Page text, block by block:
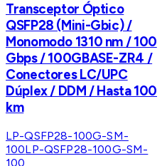
Transceptor Óptico
QSFP28 (Mini-Gbic) /
Monomodo 1310 nm / 100
Gbps / 100GBASE-ZR4 /
Conectores LC/UPC
Dúplex / DDM / Hasta 100
km
LP-QSFP28-100G-SM-
100LP-QSFP28-100G-SM-
100